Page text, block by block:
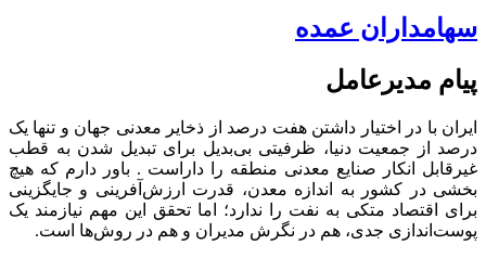
سهامداران عمده
پیام مدیرعامل
ایران با در اختیار داشتن هفت درصد از ذخایر معدنی جهان و تنها یک
درصد از جمعیت دنیا، ظرفیتی بی‌بدیل برای تبدیل شدن به قطب
غیرقابل انکار صنایع معدنی منطقه را داراست . باور دارم که هیچ
بخشی در کشور به اندازه معدن، قدرت ارزش‌آفرینی و جایگزینی
برای اقتصاد متکی به نفت را ندارد؛ اما تحقق این مهم نیازمند یک
پوست‌اندازی جدی، هم در نگرش مدیران و هم در روش‌ها است.